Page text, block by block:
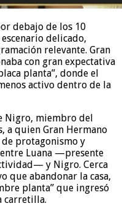
debajo de los 10
delicado,
relevante. Gran
con gran expectativa
planta”, donde el
activo dentro de la
Nigro, miembro del
a quien Gran Hermano
protagonismo y
Luana —presente
y Nigro. Cerca
que abandonar la casa,
planta” que ingresó
carretilla.